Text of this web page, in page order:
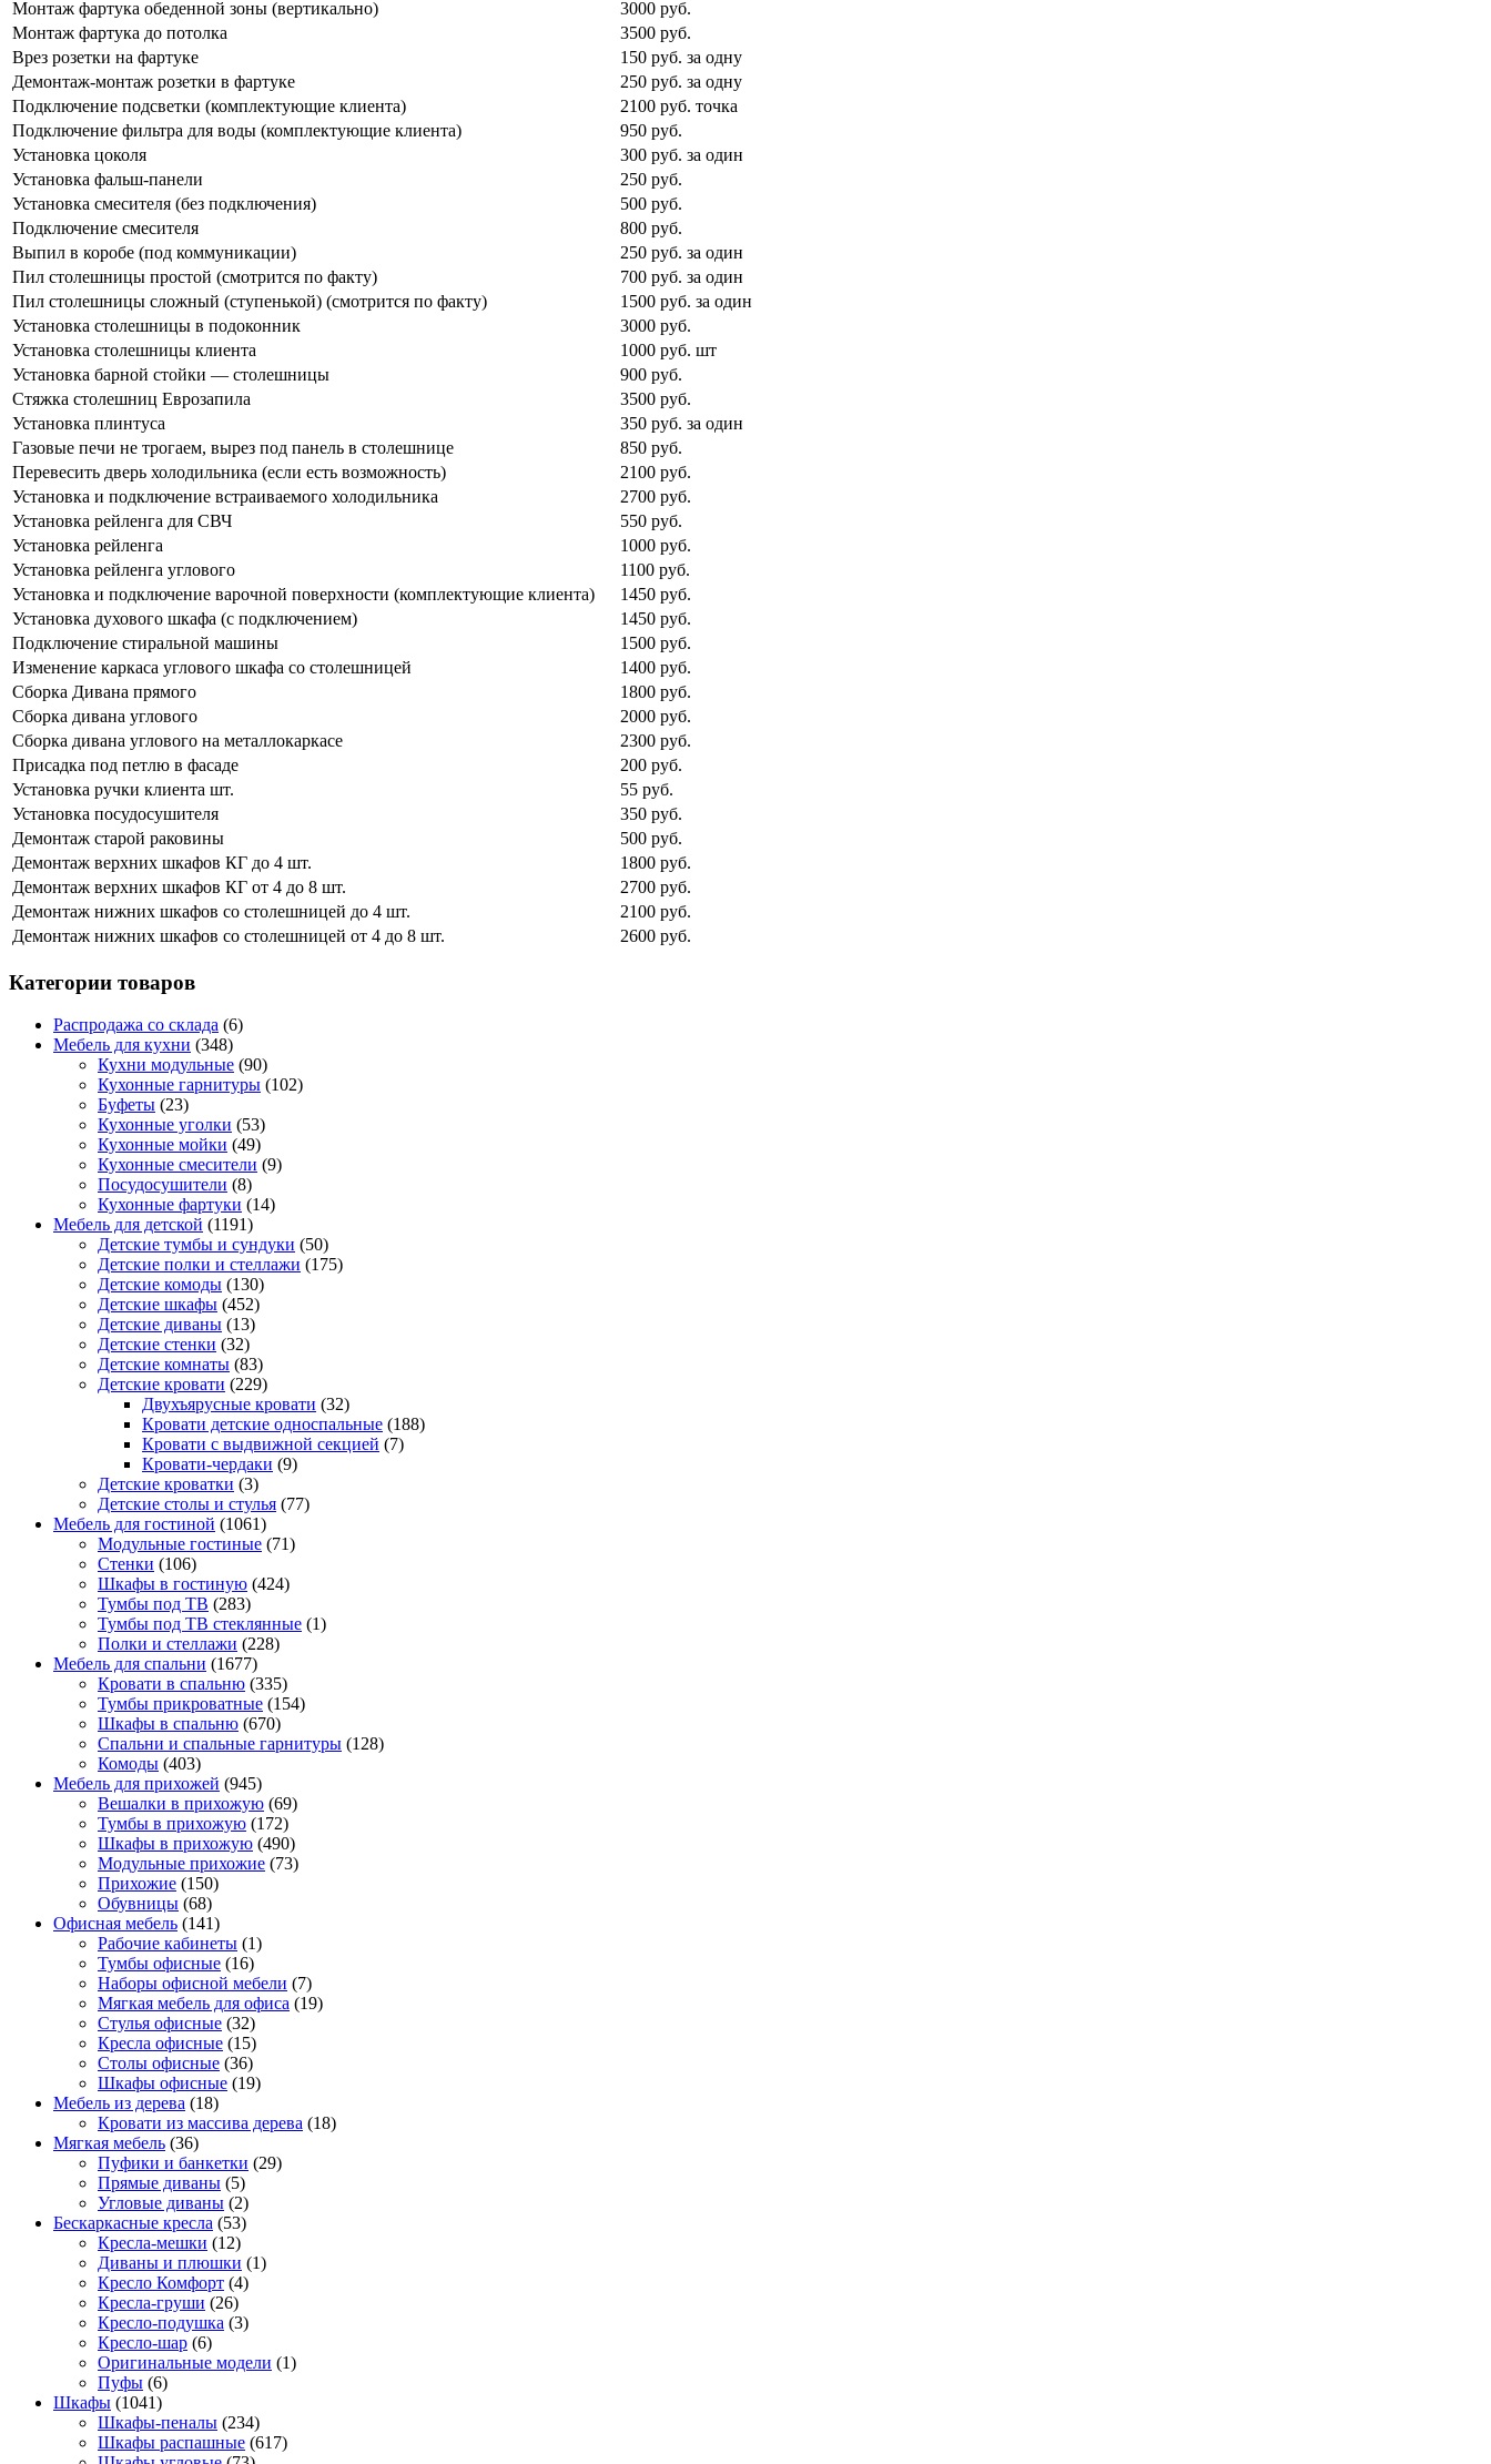
Монтаж фартука обеденной зоны (вертикально)
3000 руб.
Монтаж фартука до потолка
3500 руб.
Врез розетки на фартуке
150 руб. за одну
Демонтаж-монтаж розетки в фартуке
250 руб. за одну
Подключение подсветки (комплектующие клиента)
2100 руб. точка
Подключение фильтра для воды (комплектующие клиента)
950 руб.
Установка цоколя
300 руб. за один
Установка фальш-панели
250 руб.
Установка смесителя (без подключения)
500 руб.
Подключение смесителя
800 руб.
Выпил в коробе (под коммуникации)
250 руб. за один
Пил столешницы простой (смотрится по факту)
700 руб. за один
Пил столешницы сложный (ступенькой) (смотрится по факту)
1500 руб. за один
Установка столешницы в подоконник
3000 руб.
Установка столешницы клиента
1000 руб. шт
Установка барной стойки — столешницы
900 руб.
Стяжка столешниц Еврозапила
3500 руб.
Установка плинтуса
350 руб. за один
Газовые печи не трогаем, вырез под панель в столешнице
850 руб.
Перевесить дверь холодильника (если есть возможность)
2100 руб.
Установка и подключение встраиваемого холодильника
2700 руб.
Установка рейленга для СВЧ
550 руб.
Установка рейленга
1000 руб.
Установка рейленга углового
1100 руб.
Установка и подключение варочной поверхности (комплектующие клиента)
1450 руб.
Установка духового шкафа (с подключением)
1450 руб.
Подключение стиральной машины
1500 руб.
Изменение каркаса углового шкафа со столешницей
1400 руб.
Сборка Дивана прямого
1800 руб.
Сборка дивана углового
2000 руб.
Сборка дивана углового на металлокаркасе
2300 руб.
Присадка под петлю в фасаде
200 руб.
Установка ручки клиента шт.
55 руб.
Установка посудосушителя
350 руб.
Демонтаж старой раковины
500 руб.
Демонтаж верхних шкафов КГ до 4 шт.
1800 руб.
Демонтаж верхних шкафов КГ от 4 до 8 шт.
2700 руб.
Демонтаж нижних шкафов со столешницей до 4 шт.
2100 руб.
Демонтаж нижних шкафов со столешницей от 4 до 8 шт.
2600 руб.
Категории товаров
Распродажа со склада (6)
Мебель для кухни (348)
Кухни модульные (90)
Кухонные гарнитуры (102)
Буфеты (23)
Кухонные уголки (53)
Кухонные мойки (49)
Кухонные смесители (9)
Посудосушители (8)
Кухонные фартуки (14)
Мебель для детской (1191)
Детские тумбы и сундуки (50)
Детские полки и стеллажи (175)
Детские комоды (130)
Детские шкафы (452)
Детские диваны (13)
Детские стенки (32)
Детские комнаты (83)
Детские кровати (229)
Двухъярусные кровати (32)
Кровати детские односпальные (188)
Кровати с выдвижной секцией (7)
Кровати-чердаки (9)
Детские кроватки (3)
Детские столы и стулья (77)
Мебель для гостиной (1061)
Модульные гостиные (71)
Стенки (106)
Шкафы в гостиную (424)
Тумбы под ТВ (283)
Тумбы под ТВ стеклянные (1)
Полки и стеллажи (228)
Мебель для спальни (1677)
Кровати в спальню (335)
Тумбы прикроватные (154)
Шкафы в спальню (670)
Спальни и спальные гарнитуры (128)
Комоды (403)
Мебель для прихожей (945)
Вешалки в прихожую (69)
Тумбы в прихожую (172)
Шкафы в прихожую (490)
Модульные прихожие (73)
Прихожие (150)
Обувницы (68)
Офисная мебель (141)
Рабочие кабинеты (1)
Тумбы офисные (16)
Наборы офисной мебели (7)
Мягкая мебель для офиса (19)
Стулья офисные (32)
Кресла офисные (15)
Столы офисные (36)
Шкафы офисные (19)
Мебель из дерева (18)
Кровати из массива дерева (18)
Мягкая мебель (36)
Пуфики и банкетки (29)
Прямые диваны (5)
Угловые диваны (2)
Бескаркасные кресла (53)
Кресла-мешки (12)
Диваны и плюшки (1)
Кресло Комфорт (4)
Кресла-груши (26)
Кресло-подушка (3)
Кресло-шар (6)
Оригинальные модели (1)
Пуфы (6)
Шкафы (1041)
Шкафы-пеналы (234)
Шкафы распашные (617)